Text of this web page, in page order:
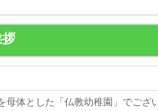
拶
体とした「仏教幼稚園」でござ